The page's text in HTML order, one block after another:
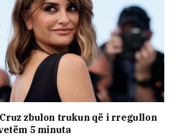
zbulon trukun që i rregullon
5 minuta